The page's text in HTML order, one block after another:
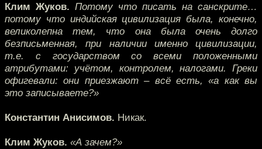
Клим Жуков. Потому что писать на санскрите…
потому что индийская цивилизация была, конечно,
великолепна тем, что она была очень долго
безписьменная, при наличии именно цивилизации,
т.е. с государством со всеми положенными
атрибутами: учётом, контролем, налогами. Греки
офигевали: они приезжают – всё есть, «а как вы
это записываете?»
Константин Анисимов. Никак.
Клим Жуков. «А зачем?»